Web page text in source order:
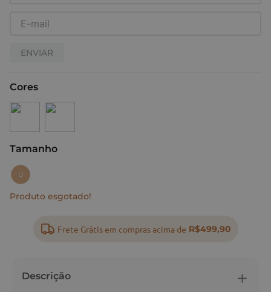
ENVIAR
Cores
Tamanho
: UU
Produto esgotado!
Frete Grátis em compras acima de R$499,90
Descrição